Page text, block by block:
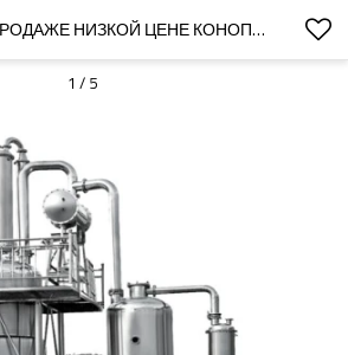
ЗАВОД ПО ПРОДАЖЕ НИЗКОЙ ЦЕНЕ КОНОПЛЯНОЕ МАСЛО, ЭТАНОЛ, МАШИНА ДЛЯ ИЗВЛЕЧЕНИЯ
1 / 5